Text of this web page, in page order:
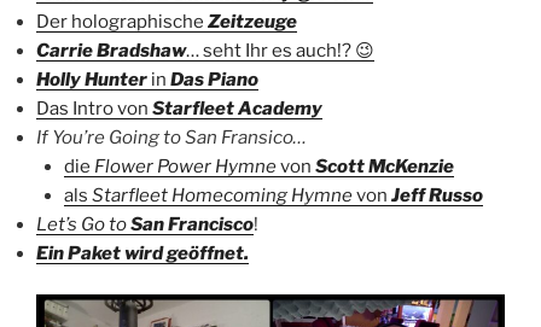
Der holographische Zeitzeuge
Carrie Bradshaw… seht Ihr es auch!? 😉
Holly Hunter in Das Piano
Das Intro von Starfleet Academy
If You’re Going to San Fransico…
die Flower Power Hymnevon Scott McKenzie
als Starfleet Homecoming Hymnevon Jeff Russo
Let’s Go toSan Francisco!
Ein Paket wird geöffnet.